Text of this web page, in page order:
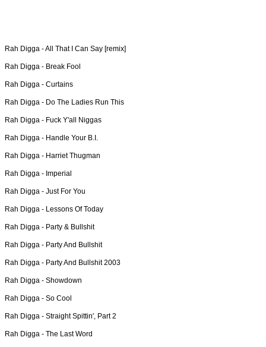
Rah Digga -All That I Can Say [remix]
Rah Digga - Break Fool
Rah Digga - Curtains
Rah Digga - Do The Ladies Run This
Rah Digga - Fuck Y'all Niggas
Rah Digga - Handle Your B.I.
Rah Digga - Harriet Thugman
Rah Digga - Imperial
Rah Digga - Just For You
Rah Digga - Lessons Of Today
Rah Digga - Party & Bullshit
Rah Digga - Party And Bullshit
Rah Digga - Party And Bullshit 2003
Rah Digga - Showdown
Rah Digga - So Cool
Rah Digga - Straight Spittin', Part 2
Rah Digga - The Last Word